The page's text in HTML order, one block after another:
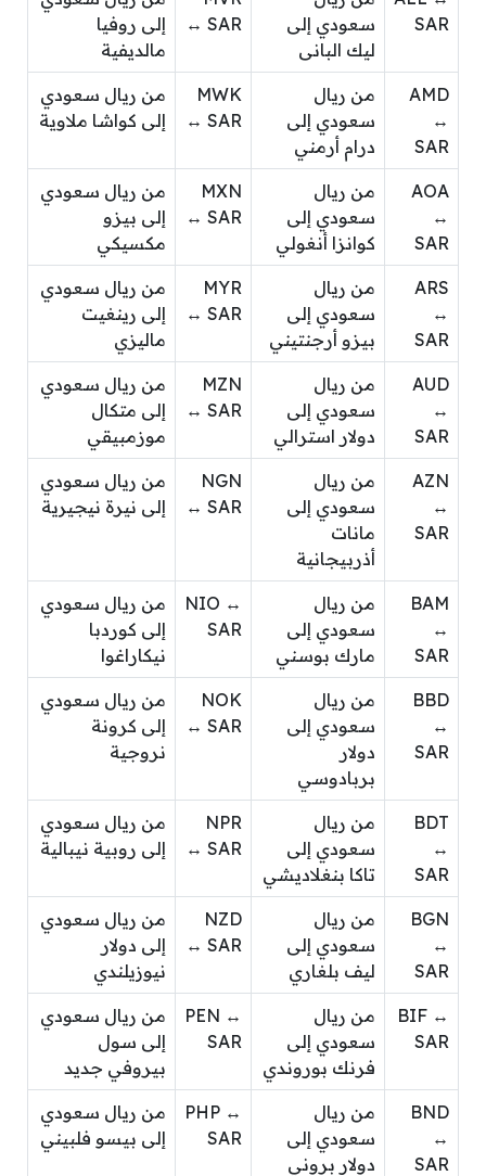
SAR
سعودي إلى
ليك البانى
↔ SAR
إلى روفيا
مالديفية
AMD
↔
SAR
من ريال
سعودي إلى
درام أرمني
MWK
↔ SAR
من ريال سعودي
إلى كواشا ملاوية
AOA
↔
SAR
من ريال
سعودي إلى
كوانزا أنغولي
MXN
↔ SAR
من ريال سعودي
إلى بيزو
مكسيكي
ARS
↔
SAR
من ريال
سعودي إلى
بيزو أرجنتيني
MYR
↔ SAR
من ريال سعودي
إلى رينغيت
ماليزي
AUD
↔
SAR
من ريال
سعودي إلى
دولار استرالي
MZN
↔ SAR
من ريال سعودي
إلى متكال
موزمبيقي
AZN
↔
SAR
من ريال
سعودي إلى
مانات
أذربيجانية
NGN
↔ SAR
من ريال سعودي
إلى نيرة نيجيرية
BAM
↔
SAR
من ريال
سعودي إلى
مارك بوسني
NIO ↔
SAR
من ريال سعودي
إلى كوردبا
نيكاراغوا
BBD
↔
SAR
من ريال
سعودي إلى
دولار
بربادوسي
NOK
↔ SAR
من ريال سعودي
إلى كرونة
نروجية
BDT
↔
SAR
من ريال
سعودي إلى
تاكا بنغلاديشي
NPR
↔ SAR
من ريال سعودي
إلى روبية نيبالية
BGN
↔
SAR
من ريال
سعودي إلى
ليف بلغاري
NZD
↔ SAR
من ريال سعودي
إلى دولار
نيوزيلندي
BIF ↔
SAR
من ريال
سعودي إلى
فرنك بوروندي
PEN ↔
SAR
من ريال سعودي
إلى سول
بيروفي جديد
BND
↔
SAR
من ريال
سعودي إلى
دولار بروني
PHP ↔
SAR
من ريال سعودي
إلى بيسو فلبيني